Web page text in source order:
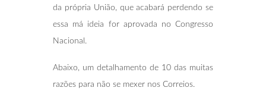
da própria União, que acabará perdendo se
essa má ideia for aprovada no Congresso
Nacional.
Abaixo, um detalhamento de 10 das muitas
razões para não se mexer nos Correios.